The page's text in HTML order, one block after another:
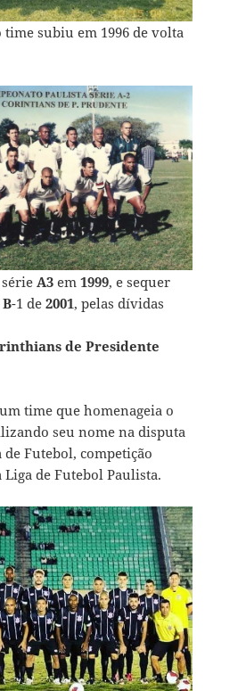
time subiu em 1996 de volta
A3em 1999, e sequer
B-1 de 2001, pelas dívidas
de Presidente
time que homenageia o
seu nome na disputa
de Futebol, competição
de Futebol Paulista.